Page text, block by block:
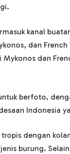
kanal
dan
dan
berfoto,
Indonesia
dengan
burung.